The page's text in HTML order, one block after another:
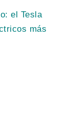
el Tesla
más